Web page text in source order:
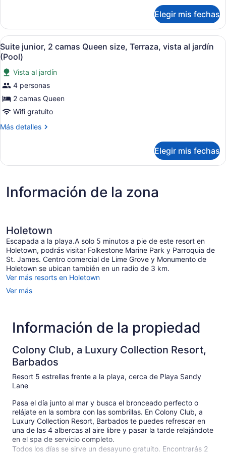
balcón,
vista
al
jardín
1
cama
King
size,
balcón,
vista
jardín
Elegir mis fechas
Abrir
todas
las
fotos
de
Suite
junior,
2
camas
size,
Terraza,
Un resort con varias piscinas,
5
Suite junior, 2 camas Queen size, Terraza, vista al jardín
(Pool)
Vista al jardín
4 personas
2 camas Queen
Wifi gratuito
Más detalles
Más
junior,
Queen
size,
jardín
(Pool)
Elegir mis fechas
Información de la zona
Holetown
Escapada a la playa.A solo 5 minutos a pie de este resort en
Holetown, podrás visitar Folkestone Marine Park y Parroquia de
St. James. Centro comercial de Lime Grove y Monumento de
Holetown se ubican también en un radio de 3 km.
Ver más resorts en Holetown
Ver más
Información de la propiedad
Colony Club, a Luxury Collection Resort,
Barbados
Resort 5 estrellas frente a la playa, cerca de Playa Sandy
Lane
Pasa el día junto al mar y busca el bronceado perfecto o
relájate en la sombra con las sombrillas. En Colony Club, a
Luxury Collection Resort, Barbados te puedes refrescar en
una de las 4 albercas al aire libre y pasar la tarde relajándote
en el spa de servicio completo.
Todos los días se sirve un desayuno gratuito. Encontrarás 2